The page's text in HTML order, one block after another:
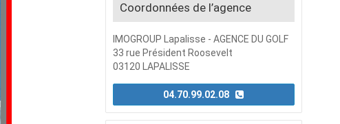
Coordonnées de l’agence
IMOGROUP Lapalisse - AGENCE DU GOLF
33 rue Président Roosevelt
03120 LAPALISSE
04.70.99.02.08